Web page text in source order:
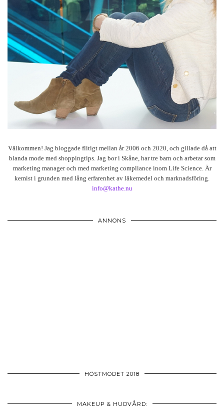
Välkommen! Jag bloggade flitigt mellan år 2006 och 2020, och gillade då att
blanda mode med shoppingtips. Jag bor i Skåne, har tre barn och arbetar som
marketing manager och med marketing compliance inom Life Science. Är
kemist i grunden med lång erfarenhet av läkemedel och marknadsföring.
info@kathe.nu
ANNONS
HÖSTMODET 2018
MAKEUP & HUDVÅRD: